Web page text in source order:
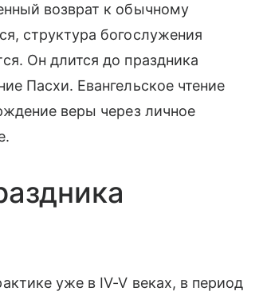
возврат к обычному
структура богослужения
Он длится до праздника
Пасхи. Евангельское чтение
веры через личное
уже в IV-V веках, в период